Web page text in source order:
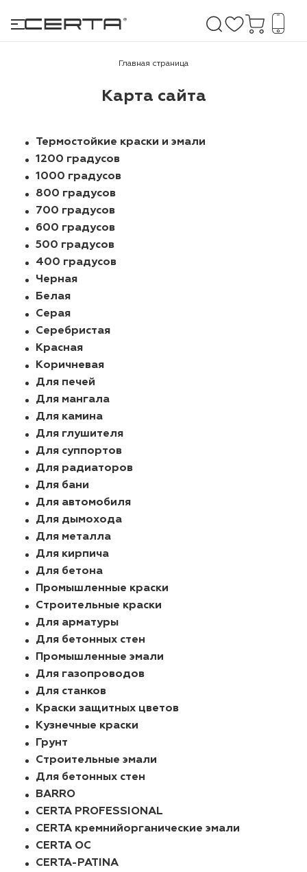
и дачи
бетону,
металлу
по
и эмали
Главная страница
Карта сайта
Термостойкие краски и эмали
1200 градусов
1000 градусов
800 градусов
700 градусов
600 градусов
500 градусов
400 градусов
Черная
Белая
Серая
Серебристая
Красная
Коричневая
Для печей
Для мангала
Для камина
Для глушителя
Для суппортов
Для радиаторов
Для бани
Для автомобиля
Для дымохода
Для металла
Для кирпича
Для бетона
Промышленные краски
Строительные краски
Для арматуры
Для бетонных стен
Промышленные эмали
Для газопроводов
Для станков
Краски защитных цветов
Кузнечные краски
Грунт
Строительные эмали
Для бетонных стен
BARRO
CERTA PROFESSIONAL
CERTA кремнийорганические эмали
CERTA ОС
CERTA-PATINA